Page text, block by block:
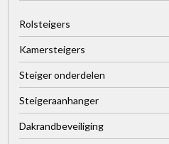
Rolsteigers
Kamersteigers
Steiger onderdelen
Steigeraanhanger
Dakrandbeveiliging